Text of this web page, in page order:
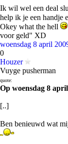
Ik wil wel een deal
help ik je een handje
Okey what the hell
voor geld" XD
woensdag 8 april
0
Houzer
Vuyge pusherman
quote:
Op woensdag 8
[..]
Ben benieuwd wat